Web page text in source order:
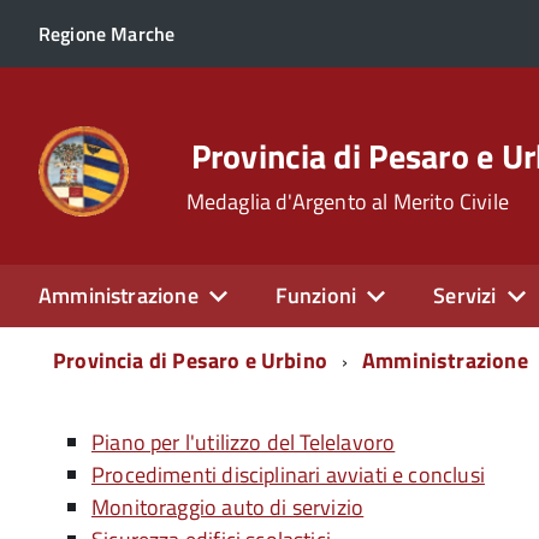
Regione Marche
Provincia di Pesaro e
Medaglia d'Argento al Merito Civile
Amministrazione Funzioni Servizi
MenuProvincia di Pesaro e Urbino Amministrazione
Piano per l'utilizzo del Telelavoro
Procedimenti disciplinari avviati e conclusi
Monitoraggio auto di servizio